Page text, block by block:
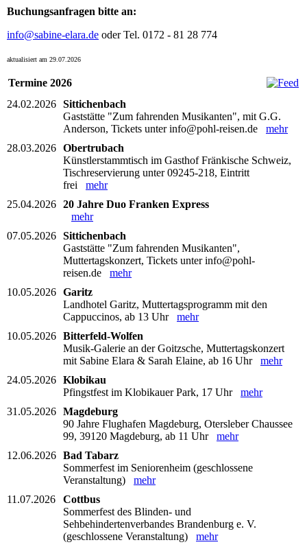
Buchungsanfragen bitte an:
info@sabine-elara.de oder Tel. 0172 - 81 28 774
aktualisiert am 29.07.2026
Termine 2026
24.02.2026 Sittichenbach
Gaststätte "Zum fahrenden Musikanten", mit G.G.
Anderson, Tickets unter info@pohl-reisen.de mehr
28.03.2026 Obertrubach
Künstlerstammtisch im Gasthof Fränkische Schweiz,
Tischreservierung unter 09245-218, Eintritt
frei mehr
25.04.2026 20 Jahre Duo Franken Express
mehr
07.05.2026 Sittichenbach
Gaststätte "Zum fahrenden Musikanten",
Muttertagskonzert, Tickets unter info@pohl-
reisen.de mehr
10.05.2026 Garitz
Landhotel Garitz, Muttertagsprogramm mit den
Cappuccinos, ab 13 Uhr mehr
10.05.2026 Bitterfeld-Wolfen
Musik-Galerie an der Goitzsche, Muttertagskonzert
mit Sabine Elara & Sarah Elaine, ab 16 Uhr mehr
24.05.2026 Klobikau
Pfingstfest im Klobikauer Park, 17 Uhr mehr
31.05.2026 Magdeburg
90 Jahre Flughafen Magdeburg, Otersleber Chaussee
99, 39120 Magdeburg, ab 11 Uhr mehr
12.06.2026 Bad Tabarz
Sommerfest im Seniorenheim (geschlossene
Veranstaltung) mehr
11.07.2026
Cottbus
Sommerfest des Blinden- und
Sehbehindertenverbandes Brandenburg e. V.
(geschlossene Veranstaltung) mehr